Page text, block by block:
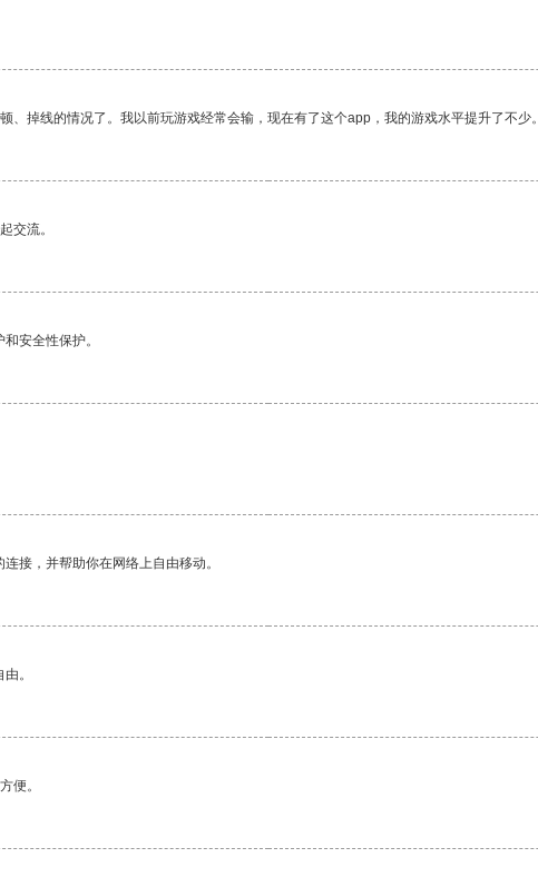
掉线的情况了。我以前玩游戏经常会输，现在有了这个app，我的游戏水平提升了不少。
交流。
安全性保护。
接，并帮助你在网络上自由移动。
。
便。